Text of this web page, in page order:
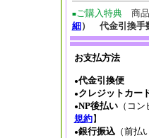
■ご購入特典商品
細） 代金引換手
お支払方法
●代金引換便
●クレジットカー
●NP後払い（コン
規約】
●銀行振込（前払い